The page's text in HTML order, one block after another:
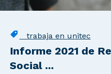
trabaja en unitec
Informe 2021 de
Social ...